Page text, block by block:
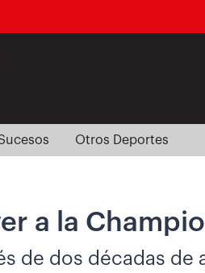
Otros Deportes
a la
de dos décadas de